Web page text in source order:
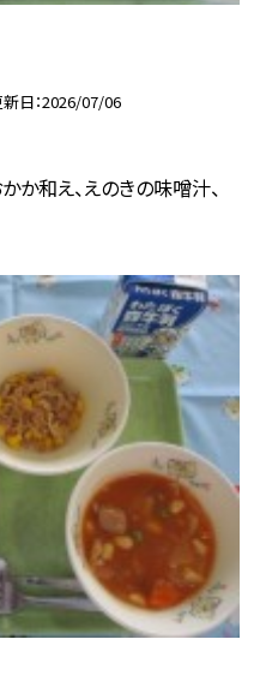
日 2026/07/06
か和え、えのきの味噌汁、